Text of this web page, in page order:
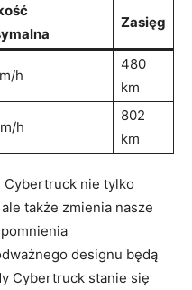
Zasięg
h
480
km
h
802
⁤km
nie⁤ tylko
także zmienia nasze
designu będą
Cybertruck stanie się